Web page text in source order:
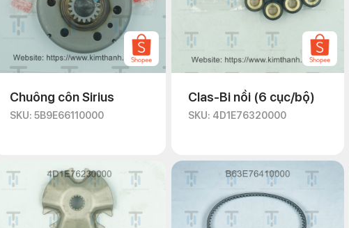
Chuông côn Sirius
SKU: 5B9E66110000
Clas-Bi nồi (6 cục/bộ)
SKU: 4D1E76320000